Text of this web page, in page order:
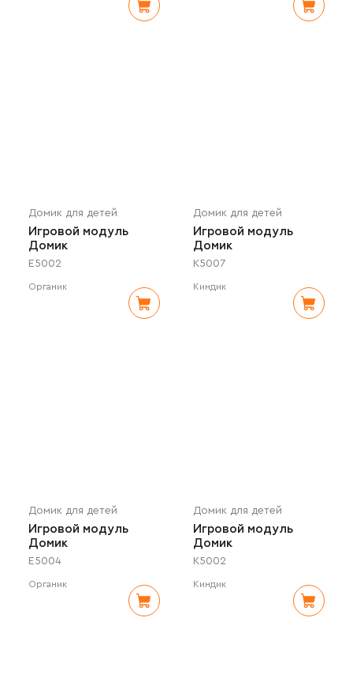
Домик для детей
Игровой модуль
Домик
E5002
Органик
Домик для детей
Игровой модуль
Домик
K5007
Киндик
Домик для детей
Игровой модуль
Домик
E5004
Органик
Домик для детей
Игровой модуль
Домик
K5002
Киндик